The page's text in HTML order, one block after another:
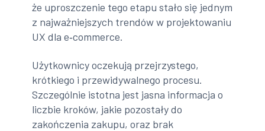
że uproszczenie tego etapu stało się jednym
z najważniejszych trendów w projektowaniu
UX dla e‑commerce.
Użytkownicy oczekują przejrzystego,
krótkiego i przewidywalnego procesu.
Szczególnie istotna jest jasna informacja o
liczbie kroków, jakie pozostały do
zakończenia zakupu, oraz brak